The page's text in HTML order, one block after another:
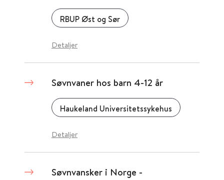
RBUP Øst og Sør
Detaljer
Søvnvaner hos barn 4-12 år
Haukeland Universitetssykehus
Detaljer
Søvnvansker i Norge -